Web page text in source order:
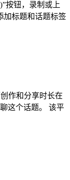
按钮，录制或上
加标题和话题标签
作和分享时长在
这个话题。 该平